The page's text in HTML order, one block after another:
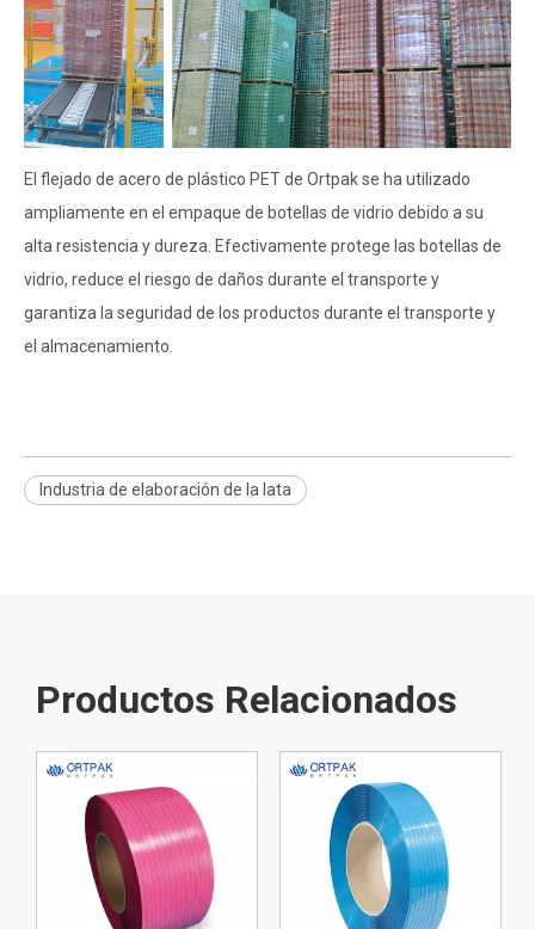
El flejado de acero de plástico PET de Ortpak se ha utilizado
ampliamente en el empaque de botellas de vidrio debido a su
alta resistencia y dureza. Efectivamente protege las botellas de
vidrio, reduce el riesgo de daños durante el transporte y
garantiza la seguridad de los productos durante el transporte y
el almacenamiento.
Industria de elaboración de la lata
Productos Relacionados